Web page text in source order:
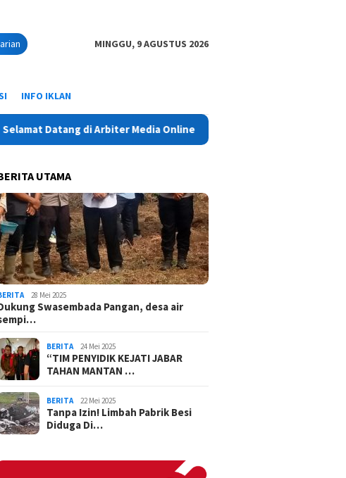
MINGGU, 9 AGUSTUS 2026
INFO IKLAN
Datang di Arbiter Media Online - Aktual, Netral dan Tajam
UTAMA
28 Mei 2025
Swasembada Pangan, desa air
BERITA 24 Mei 2025
“TIM PENYIDIK KEJATI JABAR
TAHAN MANTAN …
BERITA 22 Mei 2025
Tanpa Izin! Limbah Pabrik Besi
Diduga Di…